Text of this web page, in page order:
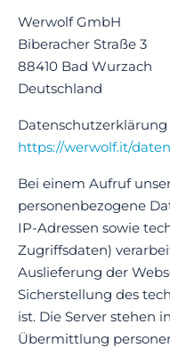
Werwolf GmbH
Biberacher Straße 3
88410 Bad Wurzach
Deutschland
Datenschutzerklärung
https://werwolf.it/
Bei einem Aufruf
personenbezogene
IP-Adressen sowie
Zugriffsdaten)
Auslieferung der
Sicherstellung des
ist. Die Server stehen
Übermittlung